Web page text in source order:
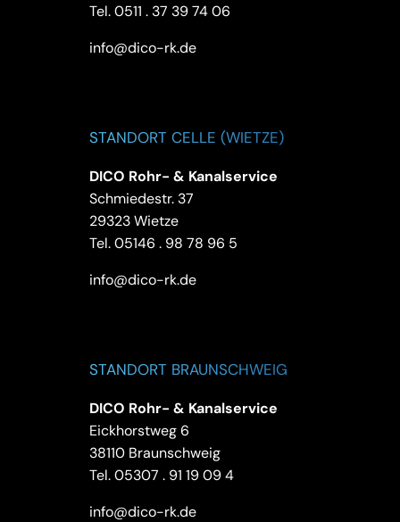
Tel.0511 . 37 39 74 06
info@dico-rk.de
STANDORT CELLE (WIETZE)
DICO Rohr- & Kanalservice
Schmiedestr. 37
29323 Wietze
Tel.05146 . 98 78 96 5
info@dico-rk.de
STANDORT BRAUNSCHWEIG
DICO Rohr- & Kanalservice
Eickhorstweg 6
38110 Braunschweig
Tel.05307 . 91 19 09 4
info@dico-rk.de